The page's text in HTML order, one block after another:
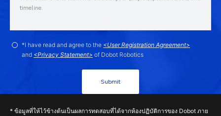
*I have read and agree to the <User Registration Agreement>
and <Privacy Statement> of Dobot Robotics
Submit
* ข้อมูลที่ให้ไว้ข้างต้นเป็นผลการทดสอบที่ได้จากห้องปฏิบัติการของ Dobot ภาย